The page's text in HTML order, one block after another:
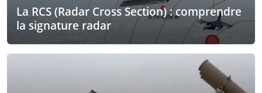
La RCS (Radar Cross Section) : comprendre
la signature radar